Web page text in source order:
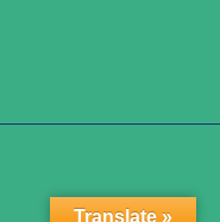
Translate »